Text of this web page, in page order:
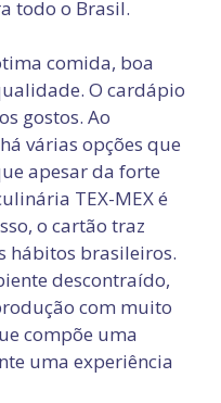
todo o Brasil.
comida, boa
O cardápio
gostos. Ao
várias opções que
apesar da forte
TEX-MEX é
o cartão traz
hábitos brasileiros.
descontraído,
com muito
compõe uma
uma experiência